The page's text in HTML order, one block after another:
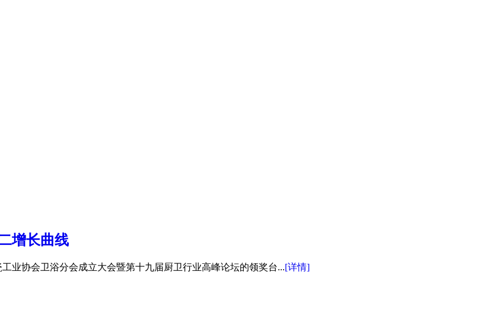
增长曲线
业协会卫浴分会成立大会暨第十九届厨卫行业高峰论坛的领奖台...[详情]